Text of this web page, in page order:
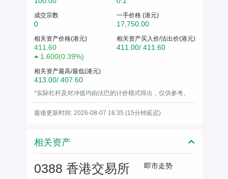
成交宗数
0
一手价格 (港元)
17,750.00
相关资产价格(港元)
411.60
1.600(0.39%)
相关资产买入价/沽出价(港元)
411.00/ 411.60
相关资产最高/最低(港元)
413.00/ 407.60
*实际杠杆及对冲值均由法巴的计价模式得出，仅供参考。
最後更新时间: 2026-08-07 16:35 (15分钟延迟)
相关资产
0388 香港交易所 即市走势